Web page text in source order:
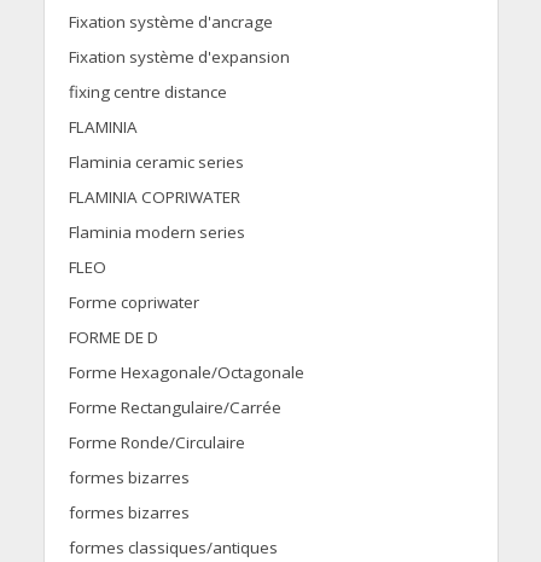
Fixation système d'ancrage
Fixation système d'expansion
fixing centre distance
FLAMINIA
Flaminia ceramic series
FLAMINIA COPRIWATER
Flaminia modern series
FLEO
Forme copriwater
FORME DE D
Forme Hexagonale/Octagonale
Forme Rectangulaire/Carrée
Forme Ronde/Circulaire
formes bizarres
formes bizarres
formes classiques/antiques